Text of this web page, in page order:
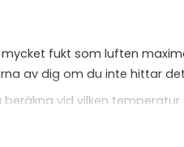
fukt som luften
av dig om du inte hittar
vid vilken